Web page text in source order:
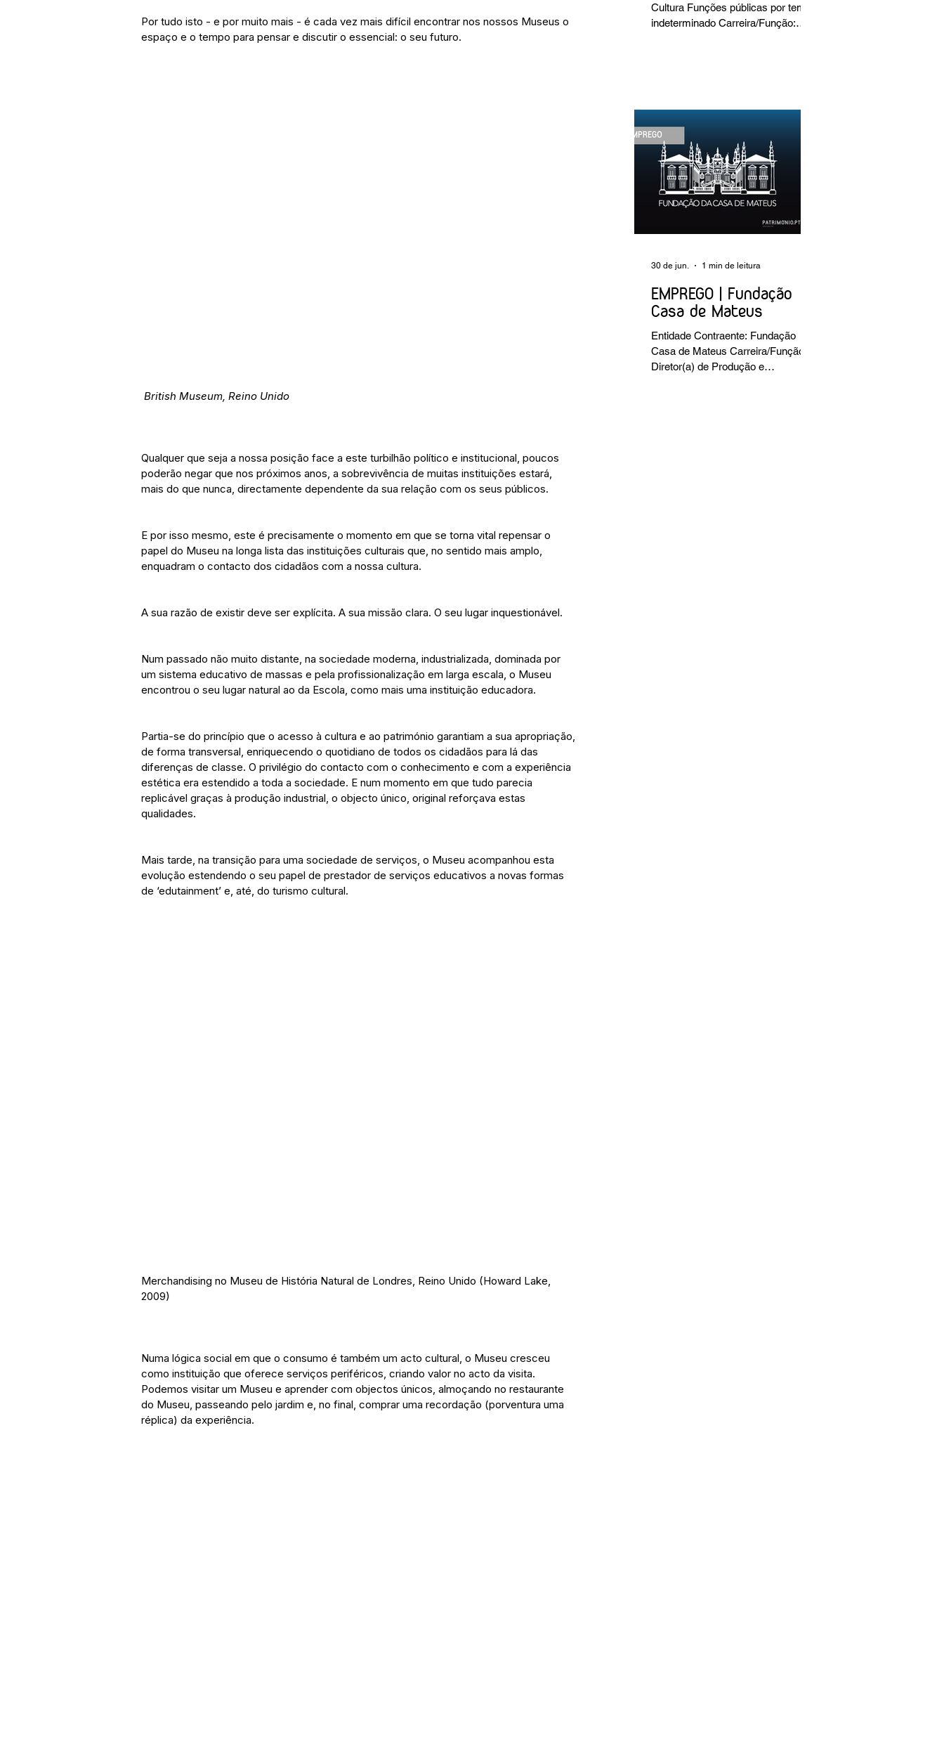
Por tudo isto - e por muito mais - é cada vez mais difícil encontrar nos nossos Museus o
espaço e o tempo para pensar e discutir o essencial: o seu futuro.
British Museum, Reino Unido
Qualquer que seja a nossa posição face a este turbilhão político e institucional, poucos
poderão negar que nos próximos anos, a sobrevivência de muitas instituições estará,
mais do que nunca, directamente dependente da sua relação com os seus públicos.
E por isso mesmo, este é precisamente o momento em que se torna vital repensar o
papel do Museu na longa lista das instituições culturais que, no sentido mais amplo,
enquadram o contacto dos cidadãos com a nossa cultura.
A sua razão de existir deve ser explícita. A sua missão clara. O seu lugar inquestionável.
Num passado não muito distante, na sociedade moderna, industrializada, dominada por
um sistema educativo de massas e pela profissionalização em larga escala, o Museu
encontrou o seu lugar natural ao da Escola, como mais uma instituição educadora.
Partia-se do princípio que o acesso à cultura e ao património garantiam a sua apropriação,
de forma transversal, enriquecendo o quotidiano de todos os cidadãos para lá das
diferenças de classe. O privilégio do contacto com o conhecimento e com a experiência
estética era estendido a toda a sociedade. E num momento em que tudo parecia
replicável graças à produção industrial, o objecto único, original reforçava estas
qualidades.
Mais tarde, na transição para uma sociedade de serviços, o Museu acompanhou esta
evolução estendendo o seu papel de prestador de serviços educativos a novas formas
de ‘edutainment’ e, até, do turismo cultural.
Merchandising no Museu de História Natural de Londres, Reino Unido (Howard Lake,
2009)
Numa lógica social em que o consumo é também um acto cultural, o Museu cresceu
como instituição que oferece serviços periféricos, criando valor no acto da visita.
Podemos visitar um Museu e aprender com objectos únicos, almoçando no restaurante
do Museu, passeando pelo jardim e, no final, comprar uma recordação (porventura uma
réplica) da experiência.
Cultura Funções públicas por tempo
indeterminado Carreira/Função:
espécies bibliográficas
intervencionadas; execução dos
programas de conservação
preventiva; produção de fichas de
tratamento e registo fotográfico das
intervenções; apoio a exposições i
EMPREGO | Fundação
Casa de Mateus
Entidade Contraente: Fundação
Casa de Mateus Carreira/Função:
Diretor(a) de Produção e
30 de jun. 1 min de leitura